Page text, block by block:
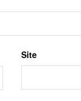
Site